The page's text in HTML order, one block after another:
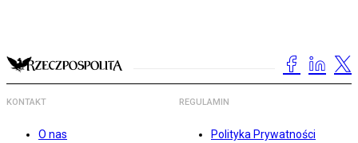
KONTAKT
O nas
REGULAMIN
Polityka Prywatności